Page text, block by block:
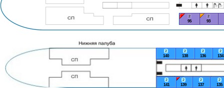
2
134
2
135
2
136
2
137
2
138
2
139
2
140
2
141
2
93
2
95